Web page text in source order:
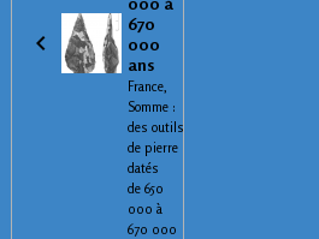
670
000
ans
France,
Somme :
des outils
de pierre
datés
de 650
000 à
670 000